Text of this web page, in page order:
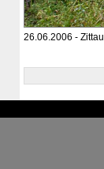
26.06.2006 - Zittau